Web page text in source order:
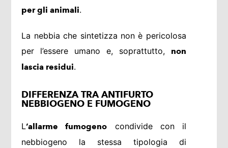
per gli animali.
La nebbia che sintetizza non è pericolosa
per l’essere umano e, soprattutto,
non
lascia residui.
DIFFERENZA TRA ANTIFURTO
NEBBIOGENO E FUMOGENO
L’allarme fumogeno condivide con il
nebbiogeno la stessa tipologia di